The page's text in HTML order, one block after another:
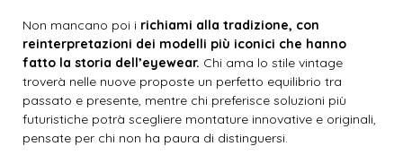
Non mancano poi i richiami alla tradizione, con
reinterpretazioni dei modelli più iconici che hanno
fatto la storia dell’eyewear. Chi ama lo stile vintage
troverà nelle nuove proposte un perfetto equilibrio tra
passato e presente, mentre chi preferisce soluzioni più
futuristiche potrà scegliere montature innovative e originali,
pensate per chi non ha paura di distinguersi.